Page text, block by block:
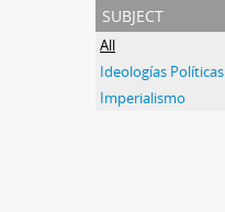
subject
All
Ideologías Políticas
Imperialismo